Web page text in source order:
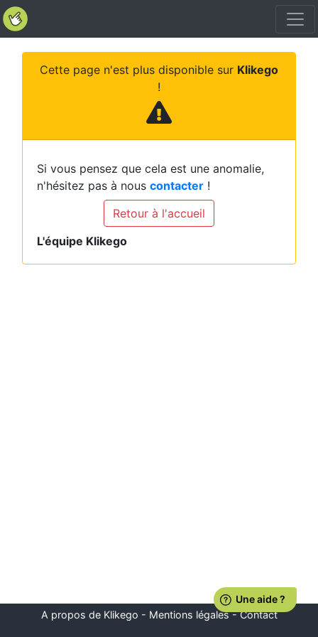
Cette page n'est plus disponible sur Klikego
!
Si vous pensez que cela est une anomalie,
n'hésitez pas à nous contacter !
Retour à l'accueil
L'équipe Klikego
A propos de Klikego - Mentions légales-Contact